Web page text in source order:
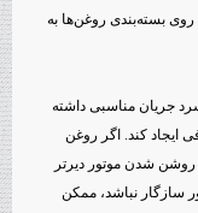
رفتاری دارد. اعدادی مثل 5W-30، 10W-40 یا 20W-50 روی بسته‌بندی روغن‌ها به
جریان مناسبی داشته
ایجاد کند. اگر روغن
شدن موتور دیرتر
سازگار نباشد، ممکن